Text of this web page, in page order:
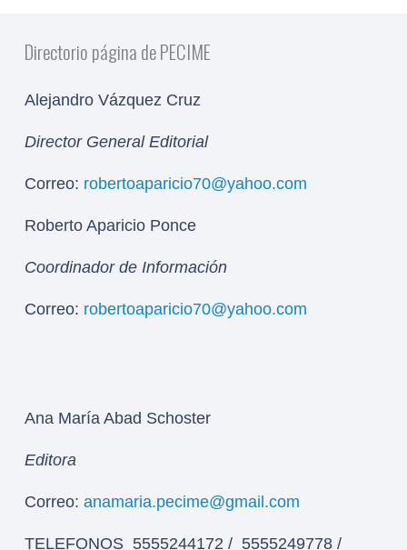
Directorio página de PECIME
Alejandro Vázquez Cruz
Director General Editorial
Correo: robertoaparicio70@yahoo.com
Roberto Aparicio Ponce
Coordinador de Información
Correo: robertoaparicio70@yahoo.com
Ana María Abad Schoster
Editora
Correo: anamaria.pecime@gmail.com
TELEFONOS 5555244172 / 5555249778 /